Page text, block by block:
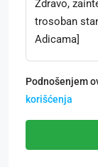
Podnošenjem
korišćenja